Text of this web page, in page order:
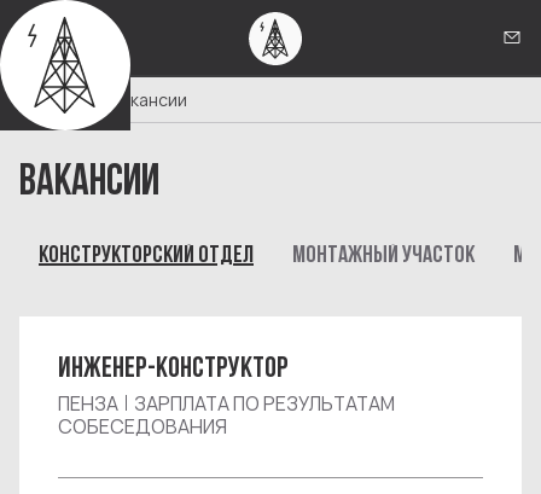
Главная Вакансии
ВАКАНСИИ
КОНСТРУКТОРСКИЙ ОТДЕЛ МОНТАЖНЫЙ УЧАСТОК
ИНЖЕНЕР-КОНСТРУКТОР
ПЕНЗА
ЗАРПЛАТА ПО РЕЗУЛЬТАТАМ
СОБЕСЕДОВАНИЯ